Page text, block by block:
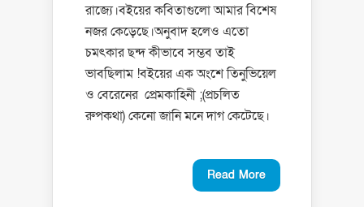
রাজ্যে।বইয়ের কবিতাগুলো আমার বিশেষ
নজর কেড়েছে।অনুবাদ হলেও এতো
চমৎকার ছন্দ কীভাবে সম্ভব তাই
ভাবছিলাম !বইয়ের এক অংশে তিনুভিয়েল
ও বেরেনের প্রেমকাহিনী ;(প্রচলিত
রুপকথা) কেনো জানি মনে দাগ কেটেছে।
Read More